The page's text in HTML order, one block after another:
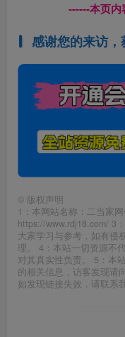
------本页
感谢您的来访，
© 版权声明
1：本网站名称：二当家
https://www.rdj18.com/ 3
大家学习与参考，如有侵
理。 4：本站一切资源不
对其真实性负责。 5：本
的相关信息，访客发现请
如发现链接失效，请联系